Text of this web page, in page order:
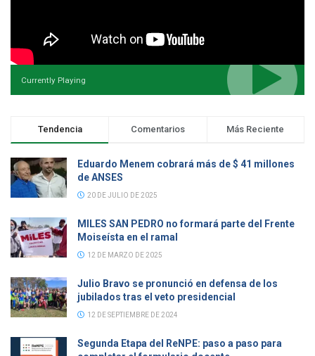
Currently Playing
Tendencia Comentarios Más Reciente
Eduardo Menem cobrará más de $ 41 millones
de ANSES
20 DE JULIO DE 2025
MILES SAN PEDRO no formará parte del Frente
Moiseísta en el ramal
12 DE MARZO DE 2025
Julio Bravo se pronunció en defensa de los
jubilados tras el veto presidencial
12 DE SEPTIEMBRE DE 2024
Segunda Etapa del ReNPE: paso a paso para